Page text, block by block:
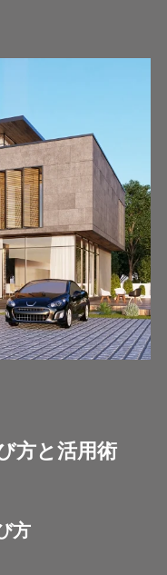
方と活用術
方